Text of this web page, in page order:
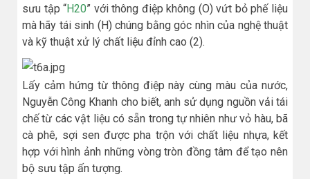
sưu tập “H20” với thông điệp không (O) vứt bỏ phế liệu
mà hãy tái sinh (H) chúng bằng góc nhìn của nghệ thuật
và kỹ thuật xử lý chất liệu đỉnh cao (2).
Lấy cảm hứng từ thông điệp này cùng màu của nước,
Nguyễn Công Khanh cho biết, anh sử dụng nguồn vải tái
chế từ các vật liệu có sẵn trong tự nhiên như vỏ hàu, bã
cà phê, sợi sen được pha trộn với chất liệu nhựa, kết
hợp với hình ảnh những vòng tròn đồng tâm để tạo nên
bộ sưu tập ấn tượng.